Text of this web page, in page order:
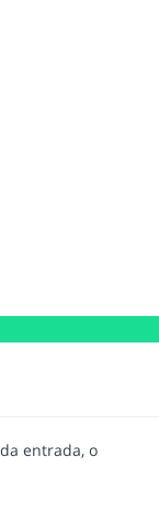
entrada, o